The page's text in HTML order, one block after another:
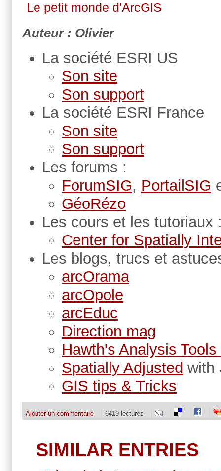
Le petit monde d'ArcGIS
Auteur : Olivier
La société ESRI US
Son site
Son support
La société ESRI France
Son site
Son support
Les forums :
ForumSIG, PortailSIG
GéoRézo
Les cours et les tutoriaux
Center for Spatially
Les blogs, trucs et
arcOrama
arcOpole
arcEduc
Direction mag
Hawth's Analysis
Spatially Adjusted with
GIS tips & Tricks
Ajouter un commentaire 6419 lectures
SIMILAR ENTRIES